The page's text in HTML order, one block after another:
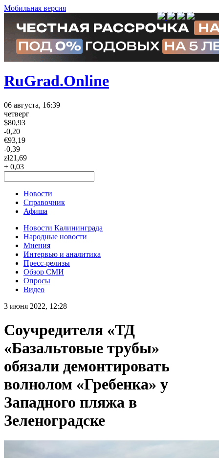
Мобильная версия
RuGrad.Online
06 августа, 16:39
четверг
$80,93
-0,20
€93,19
-0,39
zł21,69
+ 0,03
Новости
Справочник
Афиша
Новости Калининграда
Народные новости
Мнения
Интервью и аналитика
Пресс-релизы
Обзор СМИ
Опросы
Видео
3 июня 2022, 12:28
Соучредителя «ТД
«Базальтовые трубы»
обязали демонтировать
волнолом «Гребенка» у
Западного пляжа в
Зеленоградске